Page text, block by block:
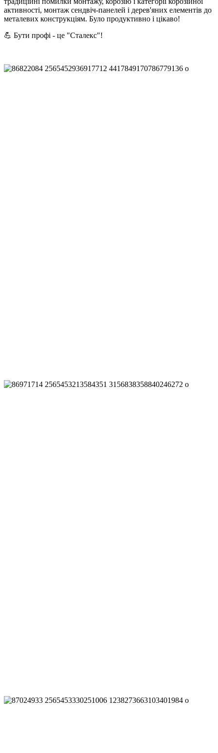
активності, монтаж сендвіч-панелей і дерев'яних елементів до
металевих конструкціям. Було продуктивно і цікаво!
💪 Бути профі - це "Сталекс"!